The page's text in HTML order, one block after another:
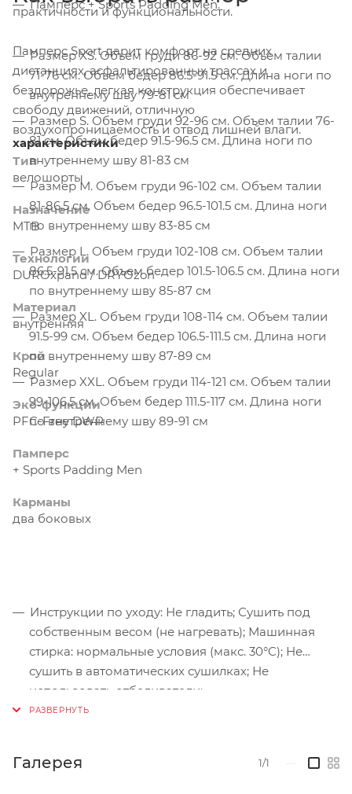
практичности и функциональности.
Памперс Sport дарит комфорт на средних
дистанциях, асфальтированных трассах и
бездорожье, легкая конструкция обеспечивает
свободу движений, отличную
воздухопроницаемость и отвод лишней влаги.
Памперс + Sports Padding Men.
Размер XS. Объем груди 86-92 см. Объем талии
71-76 см. Объем бедер 86.5-91.5 см. Длина ноги по
внутреннему шву 79-81 см
Размер S. Объем груди 92-96 см. Объем талии 76-
81 см. Объем бедер 91.5-96.5 см. Длина ноги по
внутреннему шву 81-83 см
Размер М. Объем груди 96-102 см. Объем талии
81-86.5 см. Объем бедер 96.5-101.5 см. Длина ноги
по внутреннему шву 83-85 см
Размер L. Объем груди 102-108 см. Объем талии
86.5-91.5 см. Объем бедер 101.5-106.5 см. Длина ноги
по внутреннему шву 85-87 см
Размер XL. Объем груди 108-114 см. Объем талии
91.5-99 см. Объем бедер 106.5-111.5 см. Длина ноги
по внутреннему шву 87-89 см
Размер XXL. Объем груди 114-121 см. Объем талии
99-106.5 см. Объем бедер 111.5-117 см. Длина ноги
по внутреннему шву 89-91 см
характеристики
Тип
велошорты
Назначение
MTB
Технологии
DUROxpand / DRYOzon
Материал
внутренняя
Крой
Regular
Эко-функции
PFC-Free DWR
Памперс
+ Sports Padding Men
Карманы
два боковых
Инструкции по уходу: Не гладить; Сушить под
собственным весом (не нагревать); Машинная
стирка: нормальные условия (макс. 30°C); Не
сушить в автоматических сушилках; Не
использовать отбеливатели;
Галерея 1/1